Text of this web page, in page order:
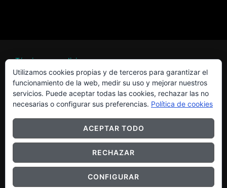
Términos y condiciones
Copyright © 2026 Fontanería Boggione
Inspiro ThemeporWPZOOM
Utilizamos cookies propias y de terceros para garantizar el
funcionamiento de la web, medir su uso y mejorar nuestros
servicios. Puede aceptar todas las cookies, rechazar las no
necesarias o configurar sus preferencias. Política de cookies
ACEPTAR TODO
RECHAZAR
CONFIGURAR